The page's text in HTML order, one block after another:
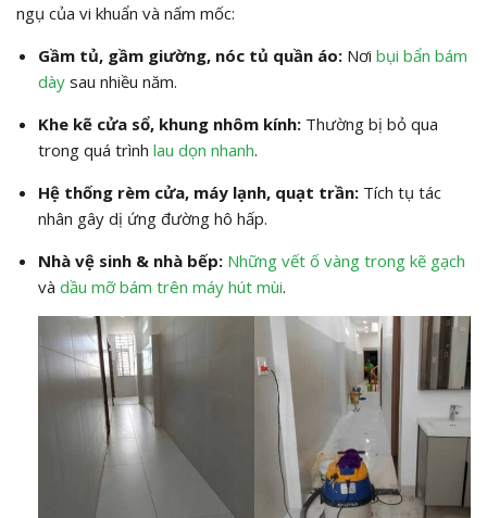
ngụ của vi khuẩn và nấm mốc:
Gầm tủ, gầm giường, nóc tủ quần áo:Nơi bụi bẩn bám
dàysau nhiều năm.
Khe kẽ cửa sổ, khung nhôm kính:Thường bị bỏ qua
trong quá trình lau dọn nhanh.
Hệ thống rèm cửa, máy lạnh, quạt trần:Tích tụ tác
nhân gây dị ứng đường hô hấp.
Nhà vệ sinh & nhà bếp: Những vết ố vàng trong kẽ gạch
và dầu mỡ bám trên máy hút mùi.